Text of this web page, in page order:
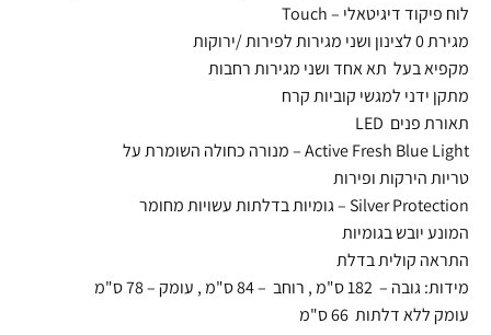
לוח פיקוד דיגיטאלי – Touch
מגירת 0 לצינון ושני מגירות לפירות /ירוקות
מקפיא בעל תא אחד ושני מגירות רחבות
מתקן ידני למגשי קוביות קרח
תאורת פנים LED
Active Fresh Blue Light – מנורה כחולה השומרת על
טריות הירקות ופירות
Silver Protection – גומיות בדלתות עשויות מחומר
המונע יובש בגומיות
התראה קולית בדלת
מידות: גובה – 182 ס"מ , רוחב – 84 ס"מ , עומק – 78 ס"מ
עומק ללא דלתות 66 ס"מ